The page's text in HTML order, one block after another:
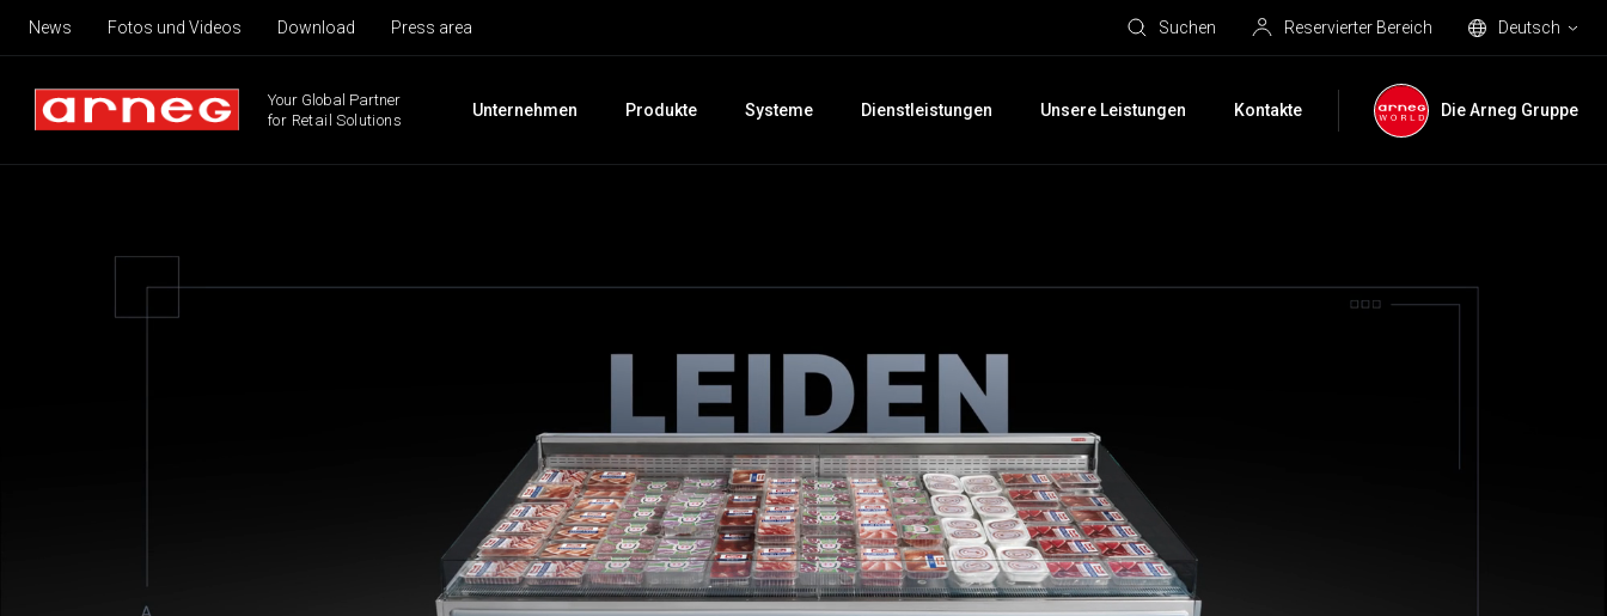
News Fotos und Videos Download Press area Suchen Reservierter Bereich Deutsch
Your Global Partner
for Retail Solutions
Unternehmen Produkte Systeme Dienstleistungen Unsere Leistungen Kontakte Die Arneg Gruppe